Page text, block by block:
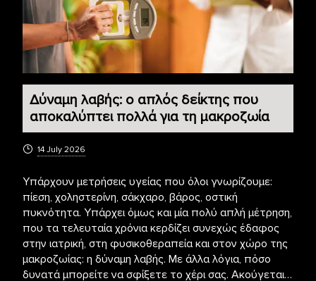
Δύναμη λαβής: ο απλός δείκτης που
αποκαλύπτει πολλά για τη μακροζωία
14 July 2026
Υπάρχουν μετρήσεις υγείας που όλοι γνωρίζουμε:
πίεση, χοληστερίνη, σάκχαρο, βάρος, οστική
πυκνότητα. Υπάρχει όμως και μία πολύ απλή μέτρηση,
που τα τελευταία χρόνια κερδίζει συνεχώς έδαφος
στην ιατρική, στη φυσικοθεραπεία και στον χώρο της
μακροζωίας: η δύναμη λαβής. Με άλλα λόγια, πόσο
δυνατά μπορείτε να σφίξετε το χέρι σας. Ακούγεται…